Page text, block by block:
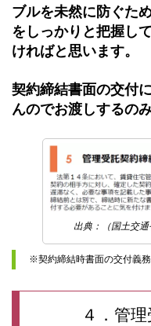
ブルを未然に防ぐた
をしっかりと把握し
ければと思います。
契約締結書面の交付
んのでお渡しするのみ
出典：（国土交
※契約締結時書面の交付義
４．管